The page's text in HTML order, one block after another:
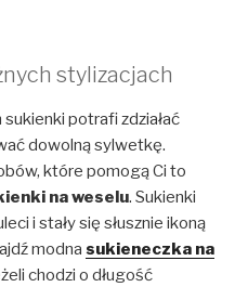
stylizacjach
potrafi zdziałać
dowolną sylwetkę.
które pomogą Ci to
na weselu. Sukienki
i stały się słusznie ikoną
modna sukieneczka na
chodzi o długość